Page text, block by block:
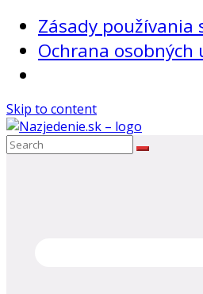
Zásady používania
Ochrana osobných
Skip to content